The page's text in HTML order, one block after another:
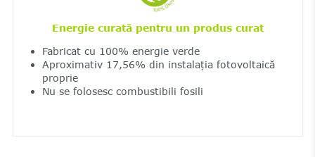
Energie curată pentru un produs curat
Fabricat cu 100% energie verde
Aproximativ 17,56% din instalația fotovoltaică
proprie
Nu se folosesc combustibili fosili